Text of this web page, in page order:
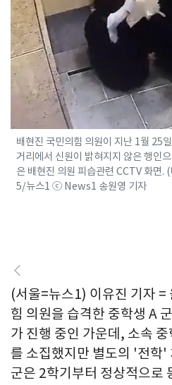
배현진 국민의힘 의원이 지난 1월 25
거리에서 신원이 밝혀지지 않은 행인
은 배현진 의원 피습관련 CCTV 화면.
5/뉴스1 ⓒ News1 송원영 기자
(서울=뉴스1) 이유진 기자 =
힘 의원을 습격한 중학생 A
가 진행 중인 가운데, 소속
를 소집했지만 별도의 '전학'
군은 2학기부터 정상적으로